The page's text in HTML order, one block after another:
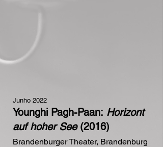
Junho 2022
Younghi Pagh-Paan: Horizont
auf hoher See (2016)
Brandenburger Theater, Brandenburg